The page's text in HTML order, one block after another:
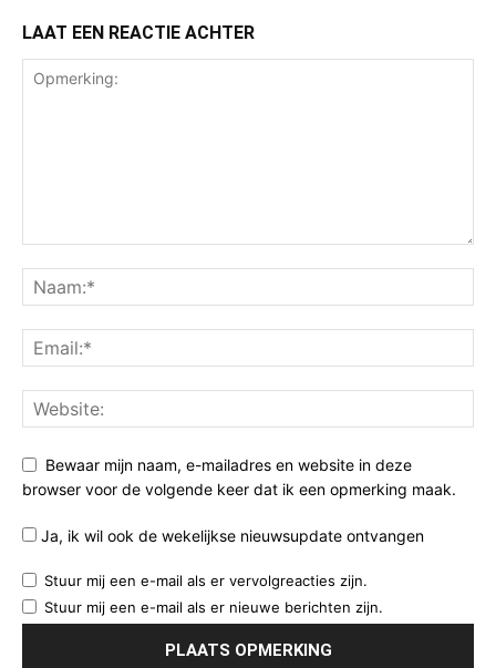
LAAT EEN REACTIE ACHTER
Bewaar mijn naam, e-mailadres en website in deze
browser voor de volgende keer dat ik een opmerking maak.
Ja, ik wil ook de wekelijkse nieuwsupdate ontvangen
Stuur mij een e-mail als er vervolgreacties zijn.
Stuur mij een e-mail als er nieuwe berichten zijn.